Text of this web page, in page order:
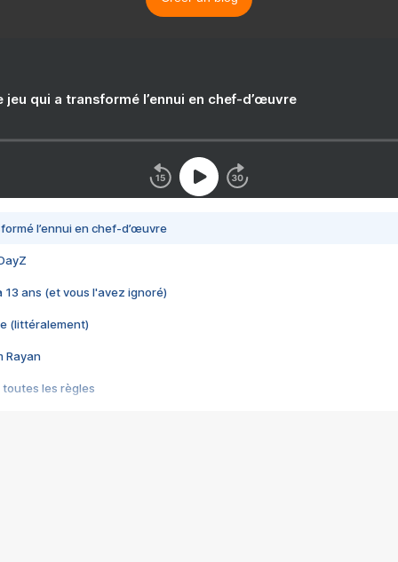
jeu qui a transformé l’ennui en chef-d’œuvre
l’ennui en chef-d’œuvre
13 ans (et vous l'avez ignoré)
(littéralement)
Rayan
toutes les règles